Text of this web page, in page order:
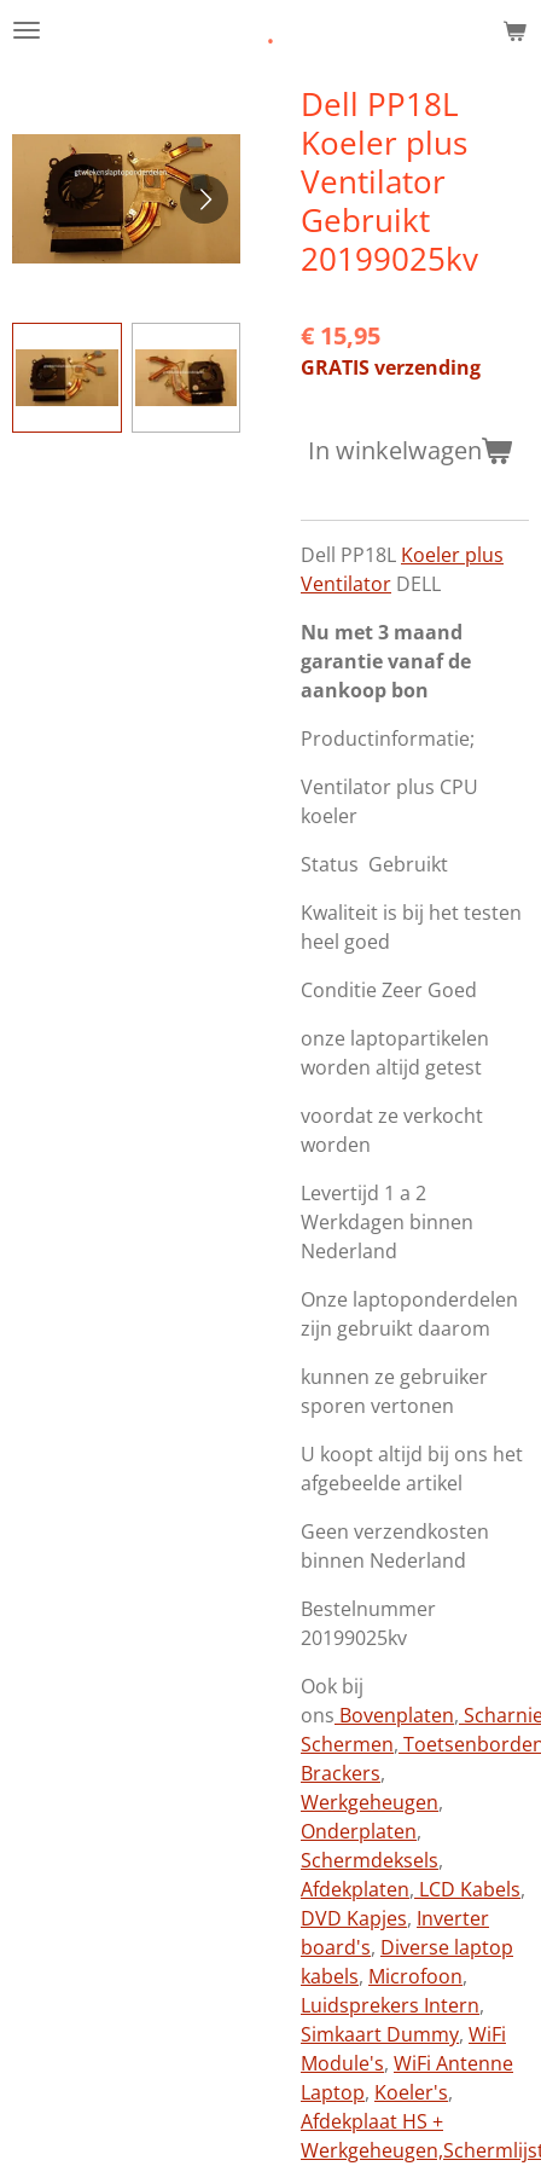
Ga
hoofdinhoud
.
Dell PP18L
Koeler plus
Ventilator
Gebruikt
20199025kv
€ 15,95
GRATIS verzending
In winkelwagen
Dell PP18L Koeler plus
Ventilator DELL
Nu met 3 maand
garantie vanaf de
aankoop bon
Productinformatie;
Ventilator plus CPU
koeler
Status Gebruikt
Kwaliteit is bij het testen
heel goed
Conditie Zeer Goed
onze laptopartikelen
worden altijd getest
voordat ze verkocht
worden
Levertijd 1 a 2
Werkdagen binnen
Nederland
Onze laptoponderdelen
zijn gebruikt daarom
kunnen ze gebruiker
sporen vertonen
U koopt altijd bij ons het
afgebeelde artikel
Geen verzendkosten
binnen Nederland
Bestelnummer
20199025kv
Ook bij
ons Bovenplaten,
Schermen,
Brackers,
Werkgeheugen,
Onderplaten,
Schermdeksels,
Afdekplaten, LCD Kabels,
DVD Kapjes, Inverter
board's, Diverse laptop
kabels, Microfoon,
Luidsprekers Intern,
Simkaart Dummy, WiFi
Module's, WiFi Antenne
Laptop, Koeler's,
Afdekplaat HS +
Werkgeheugen,